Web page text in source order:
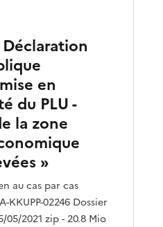
en
du PLU -
la zone
»
au cas par cas
KKUPP-02246 Dossier
2021 zip - 20.8 Mio